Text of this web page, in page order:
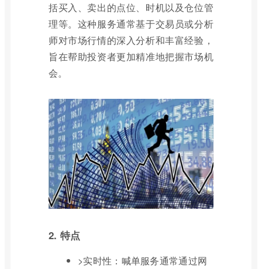
括买入、卖出的点位、时机以及仓位管
理等。这种服务通常基于交易员或分析
师对市场行情的深入分析和丰富经验，
旨在帮助投资者更加精准地把握市场机
会。
2. 特点
>实时性：喊单服务通常通过网